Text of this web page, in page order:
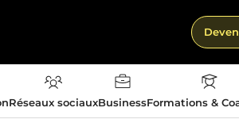
Réseaux sociauxBusinessFormations &